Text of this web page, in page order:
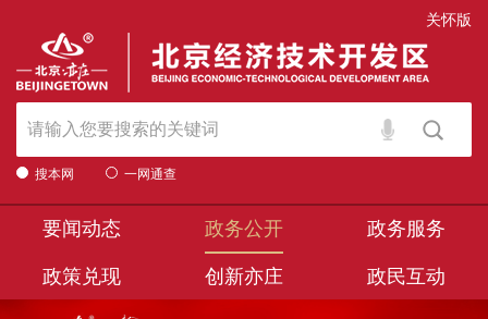
关怀版
搜本网 一网通查
要闻动态 政务公开 政务服务
政策兑现 创新亦庄 政民互动